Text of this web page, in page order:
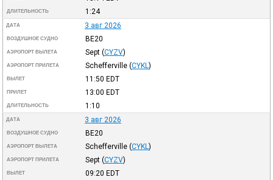
ДЛИТЕЛЬНОСТЬ 1:24
ДАТА 3 авг 2026
ВОЗДУШНОЕ СУДНО BE20
АЭРОПОРТ ВЫЛЕТА Sept (CYZV)
АЭРОПОРТ ПРИЛЕТА Schefferville (CYKL )
ВЫЛЕТ 11:50 EDT
ПРИЛЕТ 13:00 EDT
ДЛИТЕЛЬНОСТЬ 1:10
ДАТА 3 авг 2026
ВОЗДУШНОЕ СУДНО BE20
АЭРОПОРТ ВЫЛЕТА Schefferville (CYKL )
АЭРОПОРТ ПРИЛЕТА Sept (CYZV)
ВЫЛЕТ 09:20 EDT